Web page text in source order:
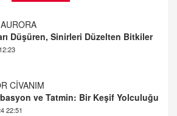
CİVANIM
ve Tatmin: Bir Keşif Yolculuğu
22:51
Yarışı Tahminleri | 21 Aralık